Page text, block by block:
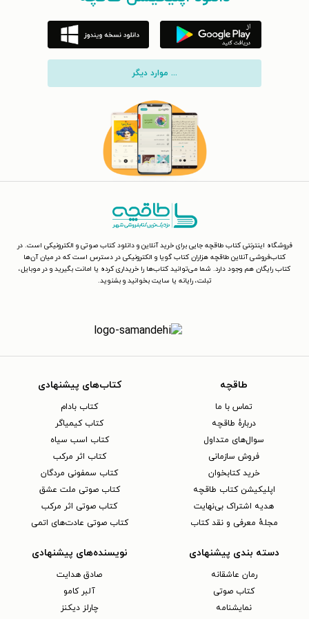
... موارد دیگر
فروشگاه اینترنتی کتاب طاقچه جایی برای خرید آنلاین و دانلود کتاب صوتی و الکترونیکی است. در
کتاب‌فروشی آنلاین طاقچه هزاران کتاب گویا و الکترونیکی در دسترس است که در میان آن‌ها
کتاب رایگان هم وجود دارد. شما می‌توانید کتاب‌ها را خریداری کرده یا امانت بگیرید و در موبایل،
تبلت، رایانه یا سایت بخوانید و بشنوید.
طاقچه
تماس با ما
دربارهٔ طاقچه
سوال‌های متداول
فروش سازمانی
خرید کتابخوان
اپلیکیشن کتاب طاقچه
هدیه اشتراک بی‌نهایت
مجلهٔ معرفی و نقد کتاب
کتاب‌های پیشنهادی
کتاب بادام
کتاب کیمیاگر
کتاب اسب سیاه
کتاب اثر مرکب
کتاب سمفونی مردگان
کتاب صوتی ملت عشق
کتاب صوتی اثر مرکب
کتاب صوتی عادت‌های اتمی
دسته بندی پیشنهادی
رمان عاشقانه
کتاب‌ صوتی
نمایشنامه
نویسنده‌های پیشنهادی
صادق هدایت
آلبر کامو
چارلز دیکنز